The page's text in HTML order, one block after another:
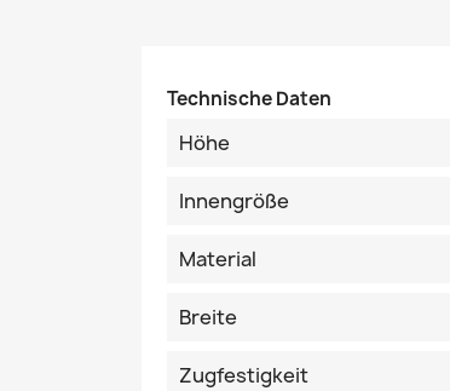
Technische Daten
Höhe
Innengröße
Material
Breite
Zugfestigkeit